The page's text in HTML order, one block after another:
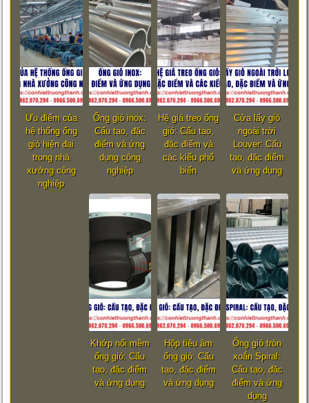
Ưu điểm của
hệ thống ống
gió hiện đại
trong nhà
xưởng công
nghiệp
Ống gió inox:
Cấu tạo, đặc
điểm và ứng
dụng công
nghiệp
Hệ giá treo ống
gió: Cấu tạo,
đặc điểm và
các kiểu phổ
biến
Cửa lấy gió
ngoài trời
Louver: Cấu
tạo, đặc điểm
và ứng dụng
Khớp nối mềm
ống gió: Cấu
tạo, đặc điểm
và ứng dụng
Hộp tiêu âm
ống gió: Cấu
tạo, đặc điểm
và ứng dụng
Ống gió tròn
xoắn Spiral:
Cấu tạo, đặc
điểm và ứng
dụng